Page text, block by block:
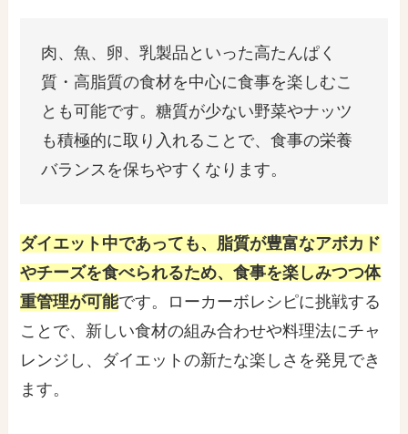
肉、魚、卵、乳製品といった高たんぱく
質・高脂質の食材を中心に食事を楽しむこ
とも可能です。糖質が少ない野菜やナッツ
も積極的に取り入れることで、食事の栄養
バランスを保ちやすくなります。
ダイエット中であっても、脂質が豊富なアボカド
やチーズを食べられるため、食事を楽しみつつ体
重管理が可能です。ローカーボレシピに挑戦する
ことで、新しい食材の組み合わせや料理法にチャ
レンジし、ダイエットの新たな楽しさを発見でき
ます。